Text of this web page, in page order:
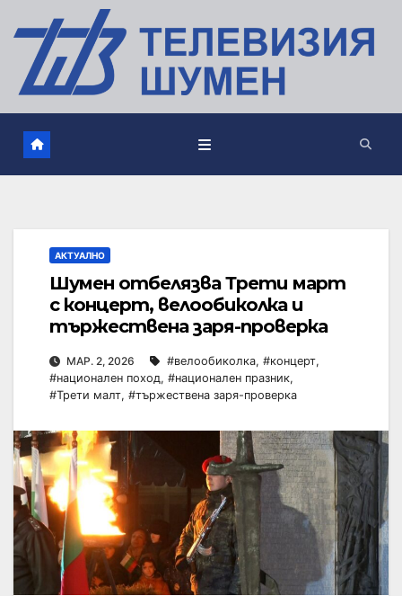
АКТУАЛНО
Шумен отбелязва Трети март
с концерт, велообиколка и
тържествена заря-проверка
МАР. 2, 2026 #велообиколка, #концерт,
#национален поход, #национален празник,
#Трети малт, #тържествена заря-проверка